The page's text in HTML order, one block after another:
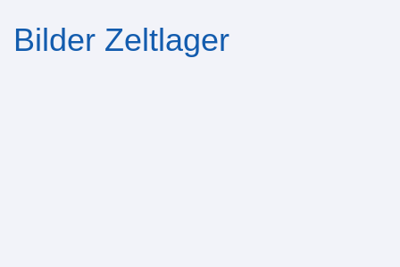
Bilder Zeltlager